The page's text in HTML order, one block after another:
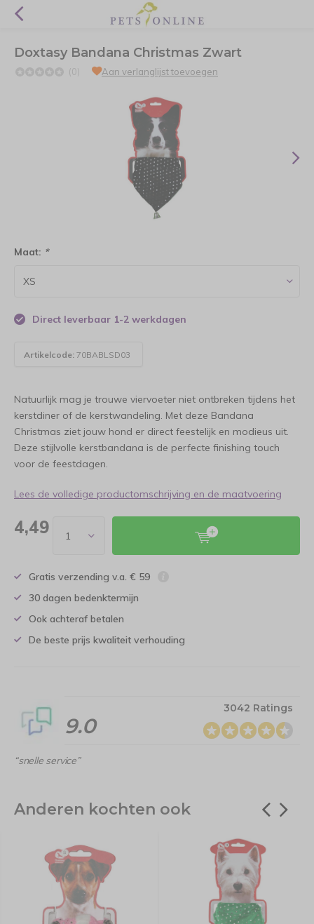
Doxtasy Bandana Christmas Zwart
(0) Aan verlanglijst toevoegen
Maat: *
Direct leverbaar 1-2 werkdagen
Artikelcode: 70BABLSD03
Natuurlijk mag je trouwe viervoeter niet ontbreken tijdens het
kerstdiner of de kerstwandeling. Met deze Bandana
Christmas ziet jouw hond er direct feestelijk en modieus uit.
Deze stijlvolle kerstbandana is de perfecte finishing touch
voor de feestdagen.
Lees de volledige productomschrijving en de maatvoering
4,49
Gratis verzending v.a. € 59
30 dagen bedenktermijn
Ook achteraf betalen
De beste prijs kwaliteit verhouding
9.0
3042 Ratings
“snelle service”
Anderen kochten ook